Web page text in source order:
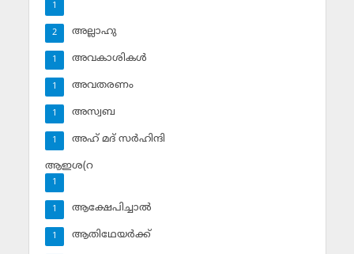
1
അല്ലാഹു
2
അവകാശികള്‍
1
അവതരണം
1
അസ്വബ
1
അഹ് മദ് സര്‍ഹിന്ദി
1
ആഇശ(റ
1
ആക്ഷേപിച്ചാല്‍
1
ആതിഥേയര്‍ക്ക്
1